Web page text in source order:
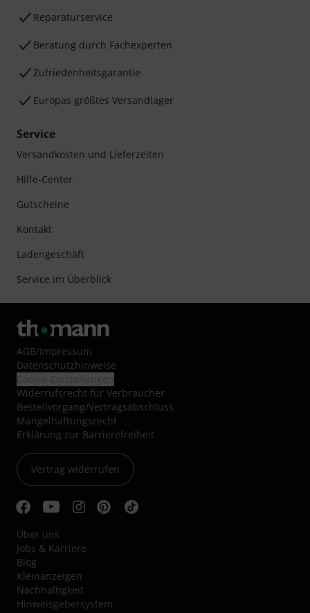
Reparaturservice
Beratung durch Fachexperten
Zufriedenheitsgarantie
Europas größtes Versandlager
Service
Versandkosten und Lieferzeiten
Hilfe-Center
Gutscheine
Kontakt
Ladengeschäft
Service im Überblick
AGB/Impressum
Datenschutzhinweise
Widerrufsrecht für Verbraucher
Bestellvorgang/Vertragsabschluss
Mängelhaftungsrecht
Erklärung zur Barrierefreiheit
Vertrag widerrufen
Über uns
Jobs & Karriere
Blog
Kleinanzeigen
Nachhaltigkeit
Hinweisgebersystem